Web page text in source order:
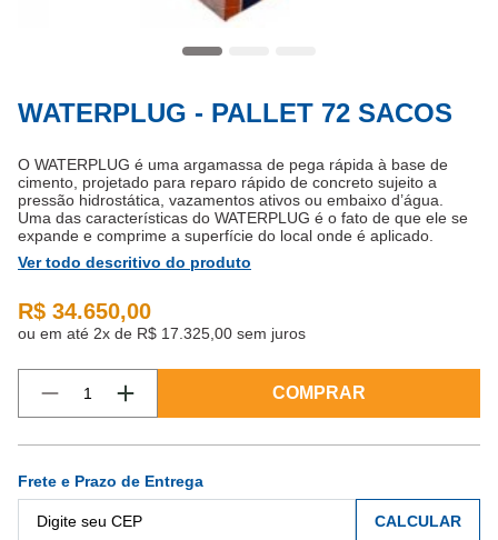
WATERPLUG - PALLET 72 SACOS
O WATERPLUG é uma argamassa de pega rápida à base de
cimento, projetado para reparo rápido de concreto sujeito a
pressão hidrostática, vazamentos ativos ou embaixo d’água.
Uma das características do WATERPLUG é o fato de que ele se
expande e comprime a superfície do local onde é aplicado.
Ver todo descritivo do produto
R$ 34.650,00
ou em até 2x de R$ 17.325,00 sem juros
COMPRAR
Frete e Prazo de Entrega
CALCULAR